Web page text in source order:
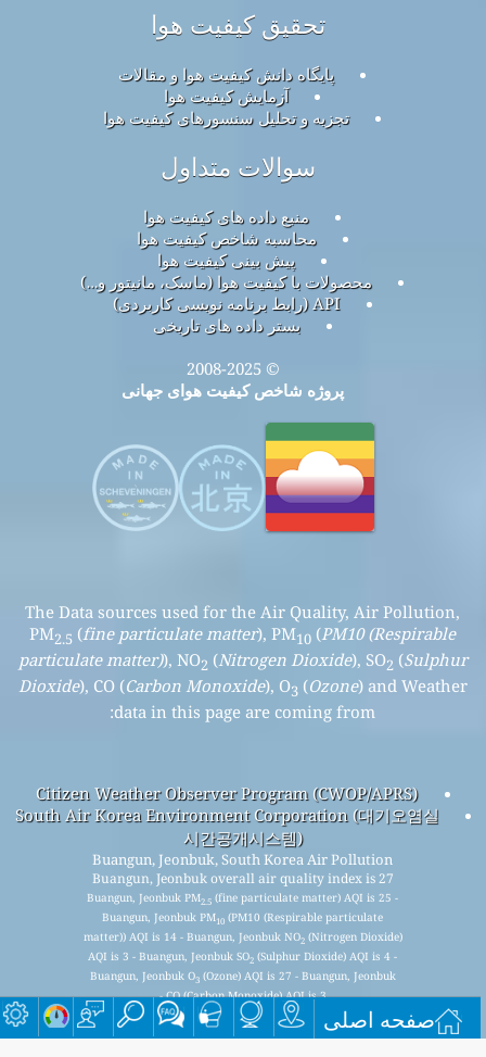
صفحه اصلی
تحقیق کیفیت هوا
پایگاه دانش کیفیت هوا و مقالات
آزمایش کیفیت هوا
تجزیه و تحلیل سنسورهای کیفیت هوا
سوالات متداول
منبع داده های کیفیت هوا
محاسبه شاخص کیفیت هوا
پیش بینی کیفیت هوا
محصولات با کیفیت هوا (ماسک، مانیتور و…)
API (رابط برنامه نویسی کاربردی)
بستر داده های تاریخی
© 2008-2025
پروژه شاخص کیفیت هوای جهانی
The Data sources used for the Air Quality, Air Pollution,
PM2.5(fine particulate matter), PM10(PM10 (Respirable
particulate matter)), NO2 (Nitrogen Dioxide), SO2 (Sulphur
Dioxide), CO (Carbon Monoxide), O3 (Ozone ) and Weather
data in this page are coming from:
Citizen Weather Observer Program (CWOP/APRS)
South Air Korea Environment Corporation (대기오염실
시간공개시스템)
Buangun, Jeonbuk, South Korea Air Pollution
Buangun, Jeonbuk overall air quality index is 27
Buangun, Jeonbuk PM2.5(fine particulate matter) AQI is 25 -
Buangun, Jeonbuk PM10(PM10 (Respirable particulate
matter)) AQI is 14 - Buangun, Jeonbuk NO 2(Nitrogen Dioxide)
AQI is 3 - Buangun, Jeonbuk SO 2(Sulphur Dioxide) AQI is 4 -
Buangun, Jeonbuk O 3(Ozone) AQI is 27 - Buangun, Jeonbuk
CO (Carbon Monoxide) AQI is 3 -